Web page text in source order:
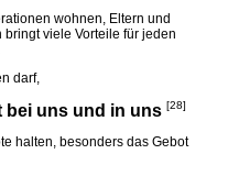
wohnen, Eltern und
viele Vorteile für jeden
darf,
bei uns und in uns [28]
halten, besonders das Gebot